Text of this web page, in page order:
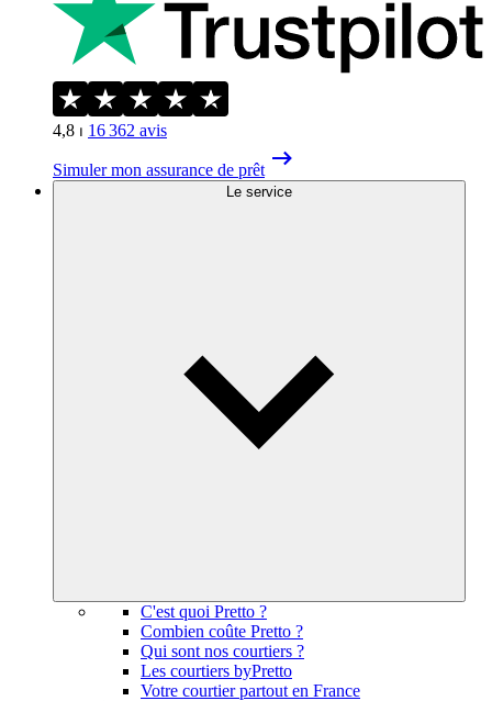
4,8 ⏐ 16 362 avis
Simuler mon assurance de prêt
Le service
C'est quoi Pretto ?
Combien coûte Pretto ?
Qui sont nos courtiers ?
Les courtiers byPretto
Votre courtier partout en France